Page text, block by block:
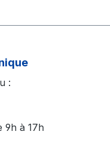
:
9h à 17h